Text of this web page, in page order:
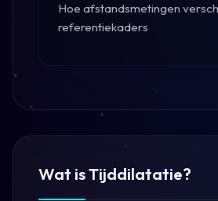
Hoe afstandsmetingen
referentiekaders
Wat is Tijddilatatie?